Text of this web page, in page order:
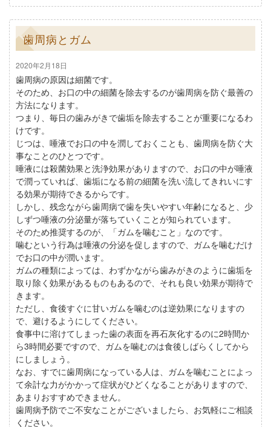
歯周病とガム
2020年2月18日
歯周病の原因は細菌です。
そのため、お口の中の細菌を除去するのが歯周病を防ぐ最善の
方法になります。
つまり、毎日の歯みがきで歯垢を除去することが重要になるわ
けです。
じつは、唾液でお口の中を潤しておくことも、歯周病を防ぐ大
事なことのひとつです。
唾液には殺菌効果と洗浄効果がありますので、お口の中が唾液
で潤っていれば、歯垢になる前の細菌を洗い流してきれいにす
る効果が期待できるからです。
しかし、残念ながら歯周病で歯を失いやすい年齢になると、少
しずつ唾液の分泌量が落ちていくことが知られています。
そのため推奨するのが、「ガムを噛むこと」なのです。
噛むという行為は唾液の分泌を促しますので、ガムを噛むだけ
でお口の中が潤います。
ガムの種類によっては、わずかながら歯みがきのように歯垢を
取り除く効果があるものもあるので、それも良い効果が期待で
きます。
ただし、食後すぐに甘いガムを噛むのは逆効果になりますの
で、避けるようにしてください。
食事中に溶けてしまった歯の表面を再石灰化するのに2時間か
ら3時間必要ですので、ガムを噛むのは食後しばらくしてから
にしましょう。
なお、すでに歯周病になっている人は、ガムを噛むことによっ
て余計な力がかかって症状がひどくなることがありますので、
あまりおすすめできません。
歯周病予防でご不安なことがございましたら、お気軽にご相談
ください。